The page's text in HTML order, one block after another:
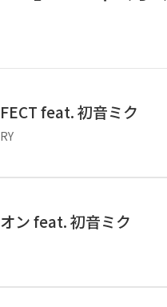
feat. 初音ミク
ン feat. 初音ミク